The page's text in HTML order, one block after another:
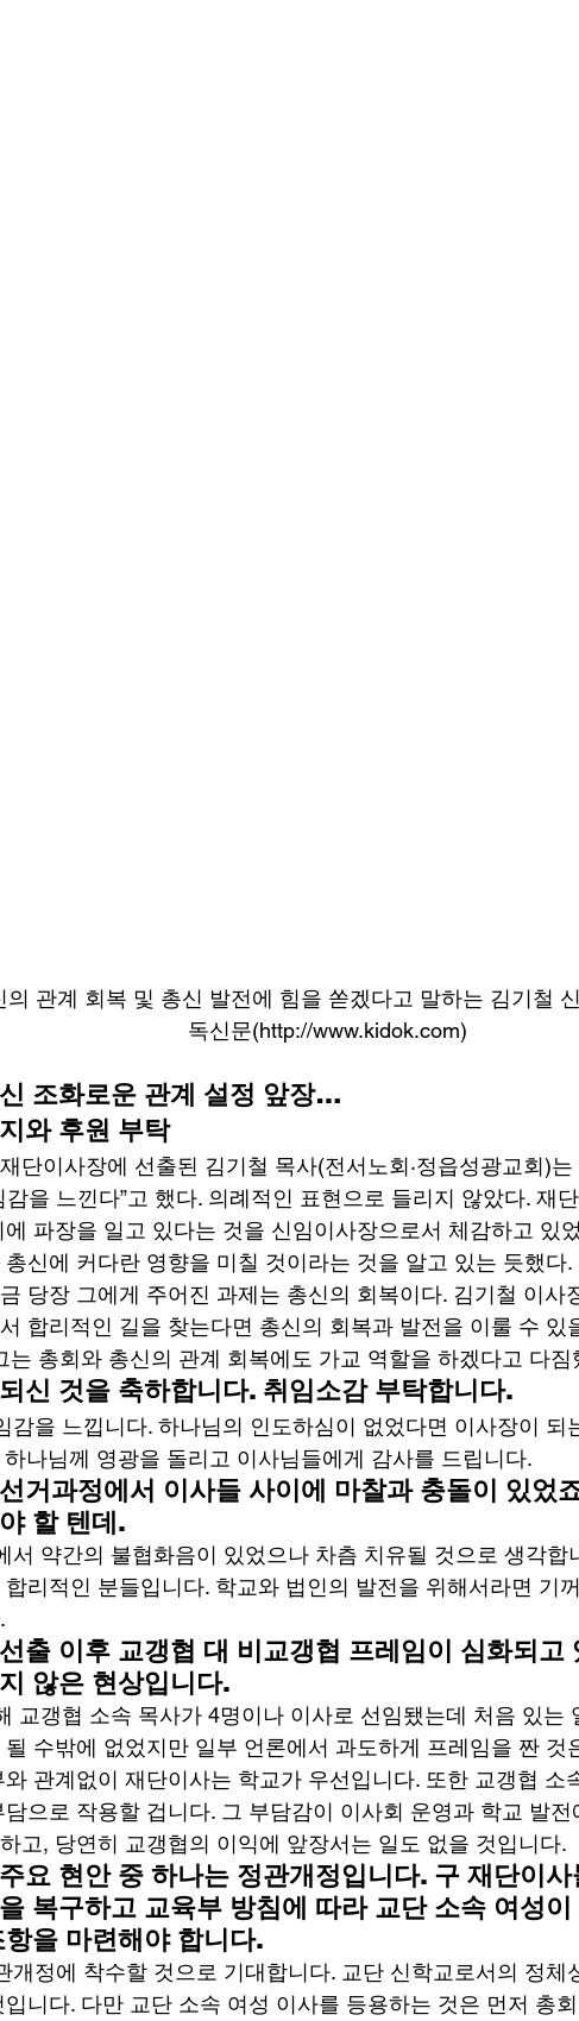
의 관계 회복 및 총신 발전에 힘을 쏟겠다고 말하는 김기철
독신문(http://www.kidok.com)
조화로운 관계 설정 앞장…
와 후원 부탁
단이사장에 선출된 김기철 목사(전서노회·정읍성광교회)
감을 느낀다”고 했다. 의례적인 표현으로 들리지 않았다. 재
파장을 일고 있다는 것을 신임이사장으로서 체감하고 있
총신에 커다란 영향을 미칠 것이라는 것을 알고 있는 듯했다.
당장 그에게 주어진 과제는 총신의 회복이다. 김기철 이사
합리적인 길을 찾는다면 총신의 회복과 발전을 이룰 수 있
는 총회와 총신의 관계 회복에도 가교 역할을 하겠다고 다짐
신 것을 축하합니다. 취임소감 부탁합니다.
감을 느낍니다. 하나님의 인도하심이 없었다면 이사장이 되
나님께 영광을 돌리고 이사님들에게 감사를 드립니다.
거과정에서 이사들 사이에 마찰과 충돌이 있었
할 텐데.
서 약간의 불협화음이 있었으나 차츰 치유될 것으로 생각합
합리적인 분들입니다. 학교와 법인의 발전을 위해서라면 기
출 이후 교갱협 대 비교갱협 프레임이 심화되고
않은 현상입니다.
교갱협 소속 목사가 4명이나 이사로 선임됐는데 처음 있는
수밖에 없었지만 일부 언론에서 과도하게 프레임을 짠 것
관계없이 재단이사는 학교가 우선입니다. 또한 교갱협 소
으로 작용할 겁니다. 그 부담감이 이사회 운영과 학교 발
고, 당연히 교갱협의 이익에 앞장서는 일도 없을 것입니다.
요 현안 중 하나는 정관개정입니다. 구 재단이
복구하고 교육부 방침에 따라 교단 소속 여성
을 마련해야 합니다.
개정에 착수할 것으로 기대합니다. 교단 신학교로서의 정체
입니다. 다만 교단 소속 여성 이사를 등용하는 것은 먼저 총